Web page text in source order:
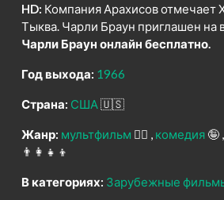
HD: Компания Арахисов отмечает
Тыква. Чарли Браун приглашен на
Чарли Браун онлайн бесплатно.
Год выхода: 1966
Страна: США🇺🇸
Жанр: мультфильм 🧚‍♀️ комедия 🤪
👨‍👩‍👧‍👦
В категориях: Зарубежные